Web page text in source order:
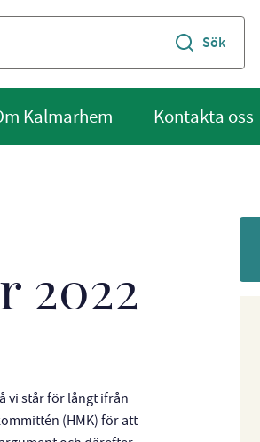
Kalmarhem Kontakta oss
2022
vi står för långt ifrån
(HMK) för att